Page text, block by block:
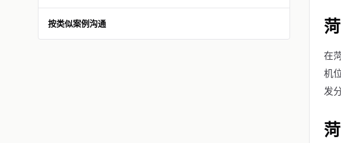
按类似案例沟通
在
机
发